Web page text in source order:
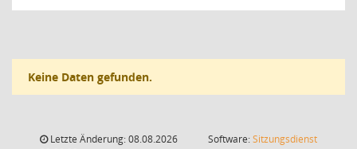
Keine Daten gefunden.
Letzte Änderung: 08.08.2026
Software:Sitzungsdienst